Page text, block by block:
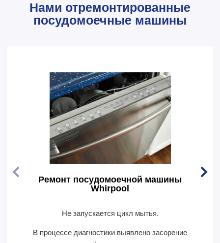
Нами отремонтированные
посудомоечные машины
Ремонт посудомоечной машины
Whirpool
Не запускается цикл мытья.
В процессе диагностики выявлено засорение